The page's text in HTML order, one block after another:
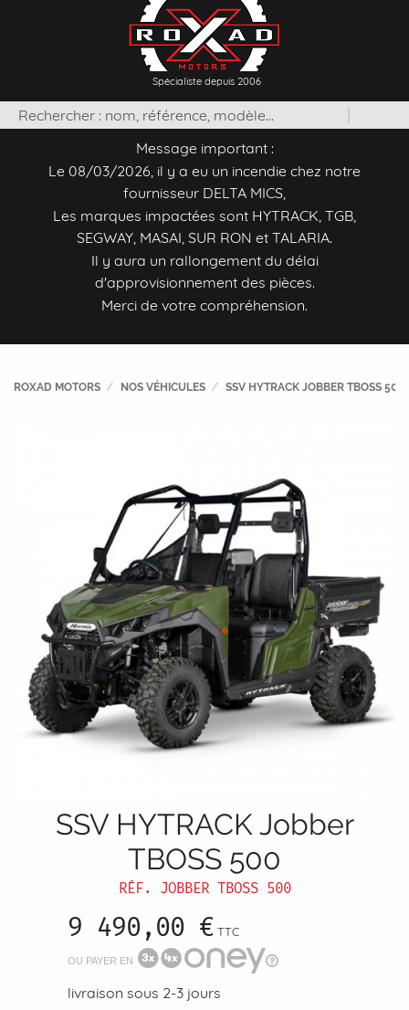
Spécialiste depuis 2006
Message important :
Le 08/03/2026, il y a eu un incendie chez notre
fournisseur DELTA MICS,
Les marques impactées sont HYTRACK, TGB,
SEGWAY, MASAI, SUR RON et TALARIA.
Il y aura un rallongement du délai
d'approvisionnement des pièces.
Merci de votre compréhension.
ROXAD MOTORS NOS VÉHICULES SSV HYTRACK JOBBER TBOSS 500
SSV HYTRACK Jobber
TBOSS 500
RÉF. JOBBER TBOSS 500
9 490,00 € TTC
OU PAYER EN
livraison sous 2-3 jours